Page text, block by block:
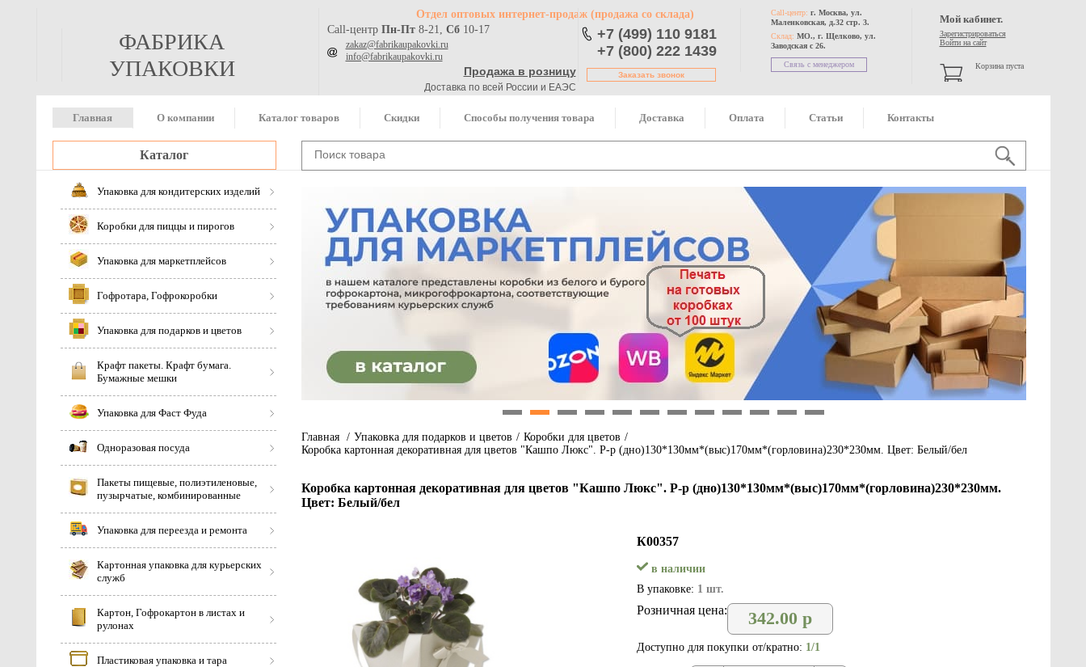
ФАБРИКА
УПАКОВКИ
Отдел оптовых интернет-продаж(продажа со склада)
Call-центр Пн-Пт8-21, Сб10-17
zakaz@fabrikaupakovki.ru
info@fabrikaupakovki.ru
Продажа в розницу
Доставка по всей России и ЕАЭС
+7 (499) 110 9181
+7 (800) 222 1439
Заказать звонок
Call-центр: г. Москва, ул.
Маленковская, д.32 стр. 3.
Склад: МО., г. Щелково, ул.
Заводская с 26.
Связь с менеджером
Мой кабинет.
Зарегистрироваться
Войти на сайт
Корзина пуста
Главная О компании Каталог товаров Скидки Способы получения товара Доставка Оплата Статьи Контакты
Каталог
Упаковка для кондитерских изделий
Коробки для пиццы и пирогов
Упаковка для маркетплейсов
Гофротара, Гофрокоробки
Упаковка для подарков и цветов
Крафт пакеты. Крафт бумага.
Бумажные мешки
Упаковка для Фаст Фуда
Одноразовая посуда
Пакеты пищевые, полиэтиленовые,
пузырчатые, комбинированные
Упаковка для переезда и ремонта
Картонная упаковка для курьерских
служб
Картон, Гофрокартон в листах и
рулонах
Пластиковая упаковка и тара
Главная / Упаковка для подарков и цветов / Коробки для цветов /
Коробка картонная декоративная для цветов "Кашпо Люкс". Р-р (дно)130*130мм*(выс)170мм*(горловина)230*230мм. Цвет: Белый/бел
Коробка картонная декоративная для цветов "Кашпо Люкс". Р-р (дно)130*130мм*(выс)170мм*(горловина)230*230мм.
Цвет: Белый/бел
К00357
в наличии
В упаковке: 1 шт.
Розничная цена: 342.00 р
Доступно для покупки от/кратно: 1/1